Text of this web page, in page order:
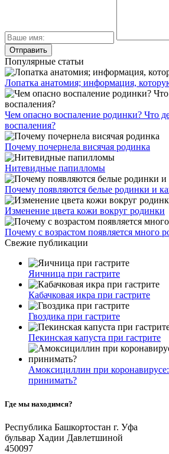
Популярные статьи
Лопатка анатомия; информация,
Чем опасно воспаление родинки? Что
воспаления?
Почему почернела висячая родинка
Нитевидные папилломы
Почему появляются белые родинки и
Изменение цвета кожи вокруг родинки
Почему с возрастом появляется много
Свежие публикации
Яичница при гастрите
Кабачковая икра при гастрите
Гвоздика при гастрите
Пекинская капуста при гастрите
Амоксициллин при
принимать?
Где мы находимся?
Республика Башкортостан г. Уфа
бульвар Хадии Давлетшиной
450097